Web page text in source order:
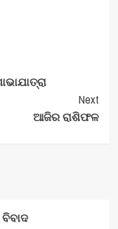
Next
ଆଜିର ରାଶିଫଳ